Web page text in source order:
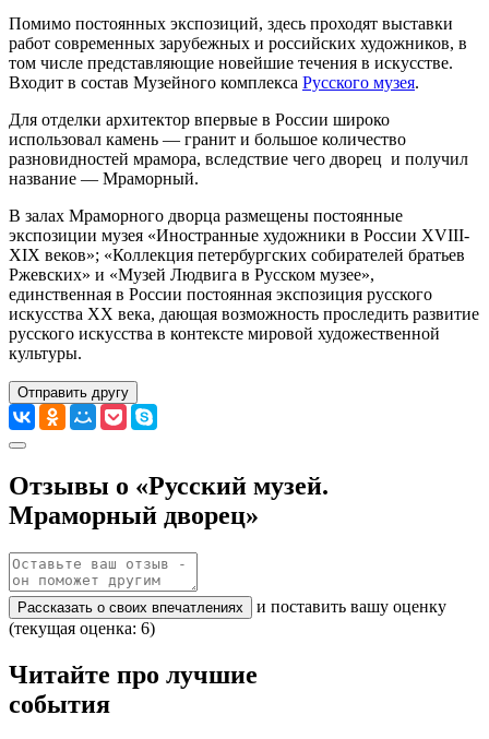
Помимо постоянных экспозиций, здесь проходят выставки
работ современных зарубежных и российских художников, в
том числе представляющие новейшие течения в искусстве.
Входит в состав Музейного комплекса Русского музея.
Для отделки архитектор впервые в России широко
использовал камень — гранит и большое количество
разновидностей мрамора, вследствие чего дворец и получил
название — Мраморный.
В залах Мраморного дворца размещены постоянные
экспозиции музея «Иностранные художники в России XVIII-
XIX веков»; «Коллекция петербургских собирателей братьев
Ржевских» и «Музей Людвига в Русском музее»,
единственная в России постоянная экспозиция русского
искусства XX века, дающая возможность проследить развитие
русского искусства в контексте мировой художественной
культуры.
Отправить другу
Отзывы о «Русский музей.
Мраморный дворец»
Рассказать о своих впечатлениях
и поставить вашу оценку
(текущая оценка: 6)
Читайте про лучшие
события